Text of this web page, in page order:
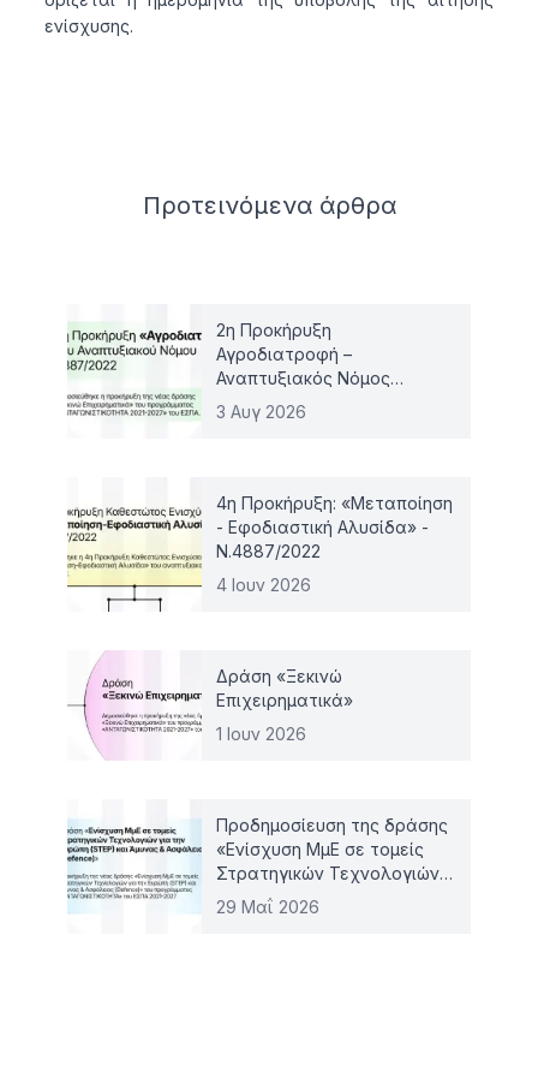
ενίσχυσης.
Προτεινόμενα άρθρα
2η Προκήρυξη
Αγροδιατροφή –
Αναπτυξιακός Νόμος
4887/2022
3 Αυγ 2026
4η Προκήρυξη: «Μεταποίηση
- Εφοδιαστική Αλυσίδα» -
Ν.4887/2022
4 Ιουν 2026
Δράση «Ξεκινώ
Επιχειρηματικά»
1 Ιουν 2026
Προδημοσίευση της δράσης
«Ενίσχυση ΜμΕ σε τομείς
Στρατηγικών Τεχνολογιών
για την Ευρώπη (STEP) και
29 Μαΐ 2026